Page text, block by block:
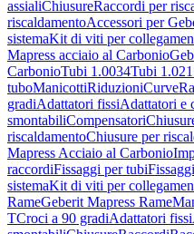
assialiChiusureRaccordi per
riscaldamentoAccessori per
sistemaKit di viti per
Mapress acciaio al Carbonio
CarbonioTubi 1.0034Tubi
tuboManicottiRiduzioniCurve
gradiAdattatori fissiAdattatori e
smontabiliCompensatori
riscaldamentoChiusure per
Mapress Acciaio al Carbonio
raccordiFissaggi per tubi
sistemaKit di viti per
RameGeberit Mapress Rame
TCroci a 90 gradiAdattatori fissi